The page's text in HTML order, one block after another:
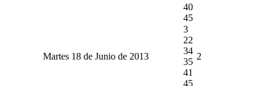
40
45
Martes 18 de Junio de 2013
3
22
34
35
41
45
2